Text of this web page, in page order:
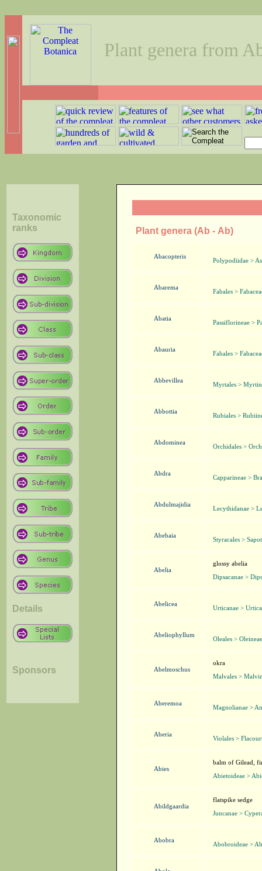
Plant genera from
Taxonomic
ranks
Details
Sponsors
Plant genera (Ab - Ab)
Abacopteris
Polypodiidae >
Abarema
Fabales >
Abatia
Passiflorineae >
Abauria
Fabales >
Abbevillea
Myrtales >
Abbottia
Rubiales >
Abdominea
Orchidales >
Abdra
Capparineae >
Abdulmajidia
Lecythidanae >
Abebaia
Styracales >
Abelia
glossy abelia
Dipsacanae >
Abelicea
Urticanae >
Abeliophyllum
Oleales >
Abelmoschus
okra
Malvales >
Aberemoa
Magnolianae >
Aberia
Violales >
Abies
balm of Gilead,
Abietoideae >
Abildgaardia
flatspike sedge
Juncanae >
Abobra
Abobroideae >